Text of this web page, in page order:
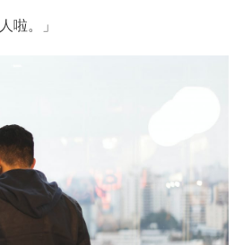
啦。」